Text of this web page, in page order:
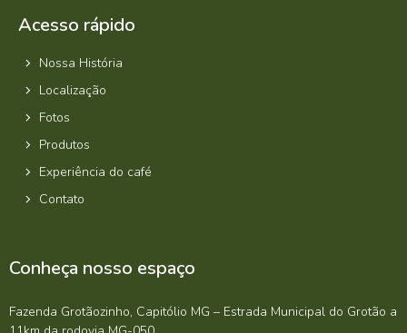
Acesso rápido
Nossa História
Localização
Fotos
Produtos
Experiência do café
Contato
Conheça nosso espaço
Fazenda Grotãozinho, Capitólio MG – Estrada Municipal do Grotão a